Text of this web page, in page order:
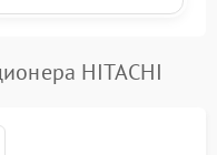
HITACHI